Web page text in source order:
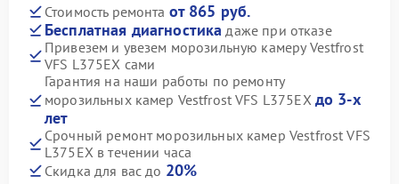
Стоимость ремонта от 865 руб.
Бесплатная диагностика даже при отказе
Привезем и увезем морозильную камеру Vestfrost
VFS L375EX сами
Гарантия на наши работы по ремонту
морозильных камер Vestfrost VFS L375EX до 3-х
лет
Срочный ремонт морозильных камер Vestfrost VFS
L375EX в течении часа
Скидка для вас до 20%